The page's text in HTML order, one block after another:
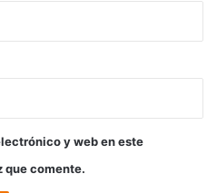
y web en este
que comente.